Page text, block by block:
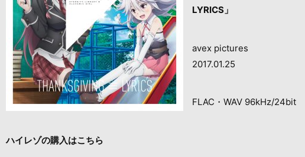
LYRICS」
avex pictures
2017.01.25
FLAC・WAV 96kHz/24bit
ハイレゾの購入はこちら